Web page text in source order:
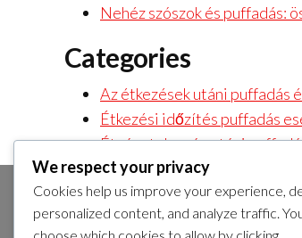
Nehéz szószok és puffadás:
Categories
Az étkezések utáni puffadás
Étkezési időzítés puffadás
Étvágytalanság utáni
KERESÉS
We respect your privacy
Cookies help us improve your experience,
personalized content, and analyze traffic.